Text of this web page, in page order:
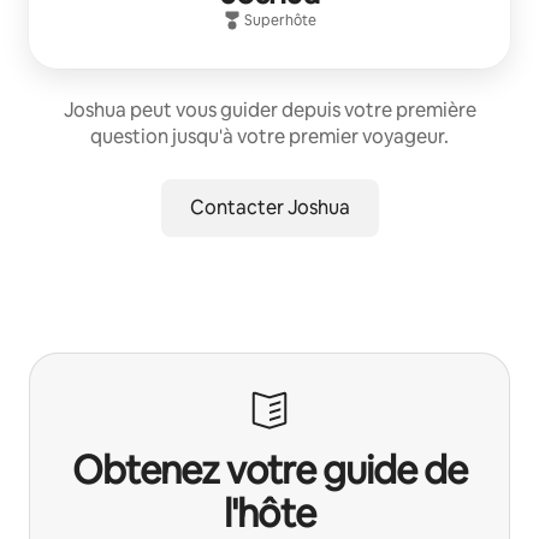
Superhôte
Joshua peut vous guider depuis votre première
question jusqu'à votre premier voyageur.
Contacter Joshua
Obtenez votre guide de
l'hôte